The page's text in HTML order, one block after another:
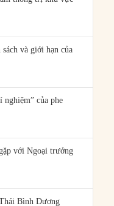
và giới hạn của
của phe
với Ngoại trưởng
Bình Dương